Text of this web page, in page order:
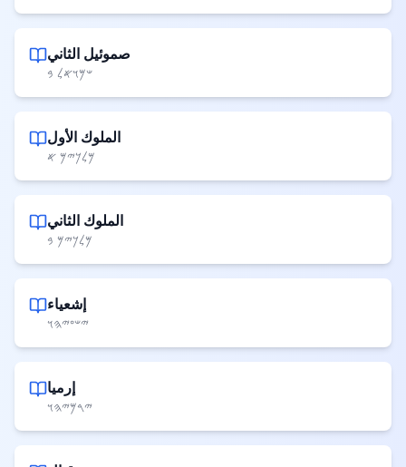
صموئيل الثاني
𐤔𐤌𐤅𐤀𐤋 𐤁
الملوك الأول
𐤌𐤋𐤊𐤉𐤌 𐤀
الملوك الثاني
𐤌𐤋𐤊𐤉𐤌 𐤁
إشعياء
𐤉𐤔𐤏𐤉𐤄𐤅
إرميا
𐤉𐤓𐤌𐤉𐤄𐤅